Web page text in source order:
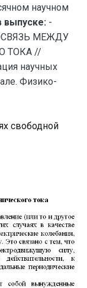
научном
выпуске: -
МЕЖДУ
ТОКА //
научных
Физико-
свободной